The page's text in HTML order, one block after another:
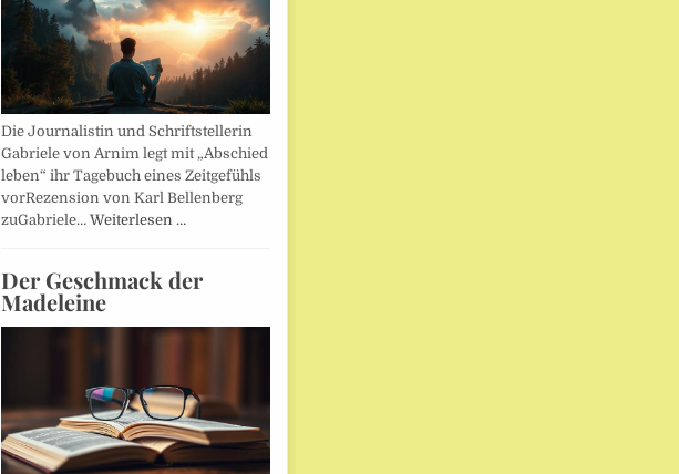
Die Journalistin und Schriftstellerin
Gabriele von Arnim legt mit „Abschied
leben“ ihr Tagebuch eines Zeitgefühls
vorRezension von Karl Bellenberg
zuGabriele… Weiterlesen …
Der Geschmack der
Madeleine